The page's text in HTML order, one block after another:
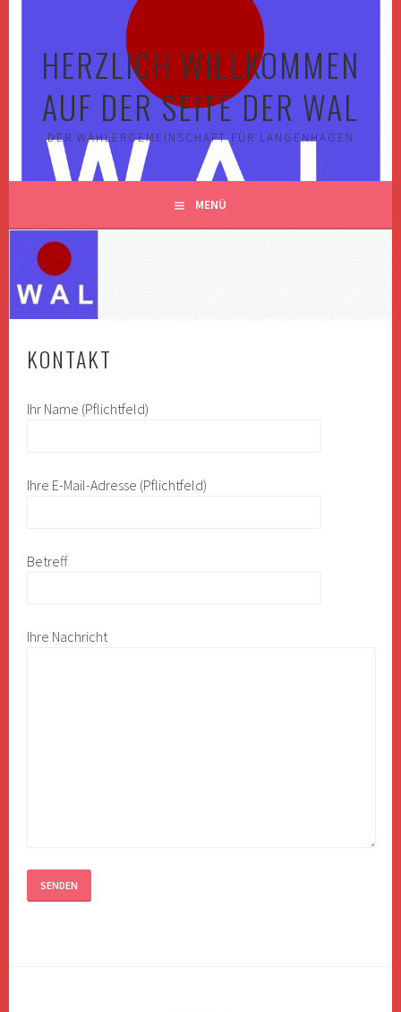
HERZLICH WILLKOMMEN
AUF DER SEITE DER WAL
DER WÄHLERGEMEINSCHAFT FÜR LANGENHAGEN
MENÜ
KONTAKT
Ihr Name (Pflichtfeld)
Ihre E-Mail-Adresse (Pflichtfeld)
Betreff
Ihre Nachricht